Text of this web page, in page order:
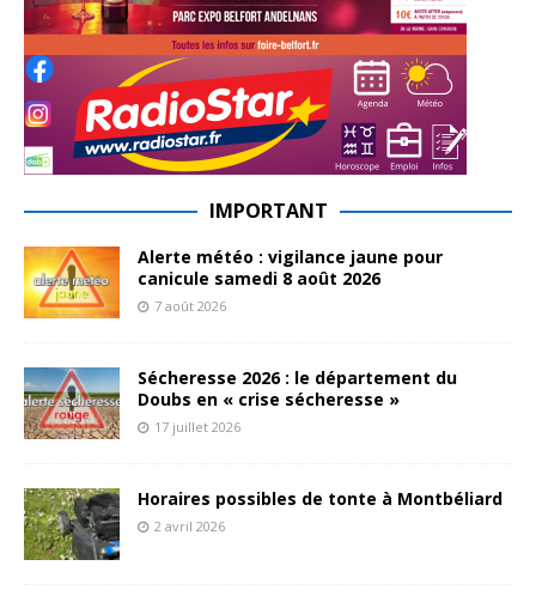
IMPORTANT
Alerte météo : vigilance jaune pour
canicule samedi 8 août 2026
7 août 2026
Sécheresse 2026 : le département du
Doubs en « crise sécheresse »
17 juillet 2026
Horaires possibles de tonte à Montbéliard
2 avril 2026